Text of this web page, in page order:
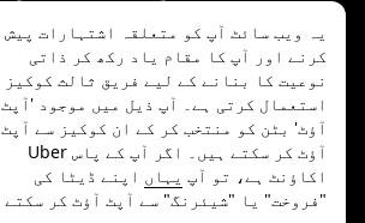
©
2026
.Uber Technologies Inc
یہ ویب سائٹ آپ کو متعلقہ اشتہارات پیش
کرنے اور آپ کا مقام یاد رکھ کر ذاتی
نوعیت کا بنانے کے لیے فریق ثالث کوکیز
استعمال کرتی ہے۔ آپ ذیل میں موجود 'آپٹ
آؤٹ' بٹن کو منتخب کر کے ان کوکیز سے آپٹ
آؤٹ کر سکتے ہیں۔ اگر آپ کے پاس Uber
اکاؤنٹ ہے، تو آپ یہاں اپنے ڈیٹا کی
"فروخت" یا "شیئرنگ" سے آپٹ آؤٹ کر سکتے